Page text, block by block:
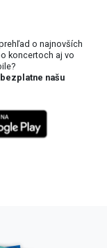
o najnovších
koncertoch aj vo
našu